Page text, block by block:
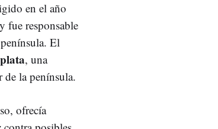
en el año
fue responsable
El
, una
la península.
ofrecía